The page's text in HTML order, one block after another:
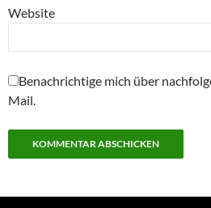
Website
Benachrichtige mich über
Mail.